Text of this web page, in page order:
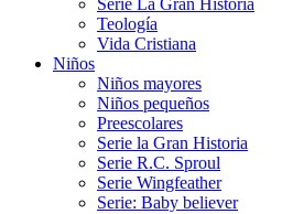
Serie La Gran Historia
Teología
Vida Cristiana
Niños
Niños mayores
Niños pequeños
Preescolares
Serie la Gran Historia
Serie R.C. Sproul
Serie Wingfeather
Serie: Baby believer